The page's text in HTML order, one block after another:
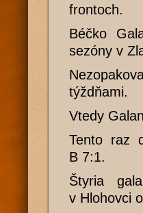
frontoch.
Béčko
sezóny v
týždňami.
Vtedy
Tento raz
B 7:1.
Štyria
v Hlohovci